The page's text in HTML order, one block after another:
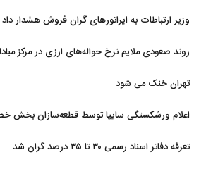
وزیر ارتباطات به اپراتورهای گران فروش هشدار داد
روند صعودی ملایم نرخ حواله‌های ارزی در مرکز
تهران خنک می شود
اعلام ورشکستگی سایپا توسط قطعه‌سازان بخش
تعرفه دفاتر اسناد رسمی ۳۰ تا ۳۵ درصد گران شد